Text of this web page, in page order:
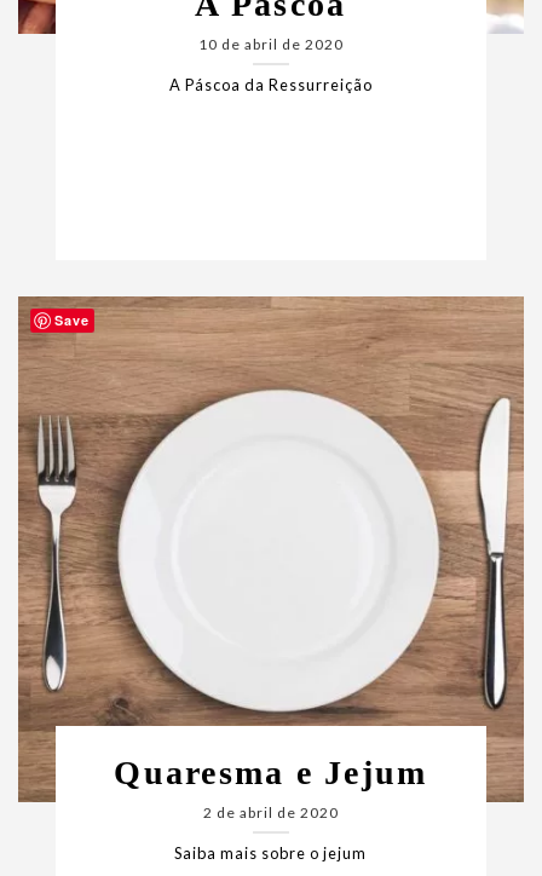
10 de abril de 2020
A Páscoa da Ressurreição
Quaresma e Jejum
2 de abril de 2020
Saiba mais sobre o jejum
Save